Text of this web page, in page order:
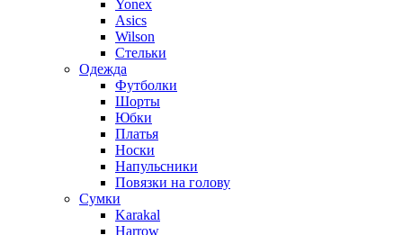
Yonex
Asics
Wilson
Стельки
Одежда
Футболки
Шорты
Юбки
Платья
Носки
Напульсники
Повязки на голову
Сумки
Karakal
Harrow